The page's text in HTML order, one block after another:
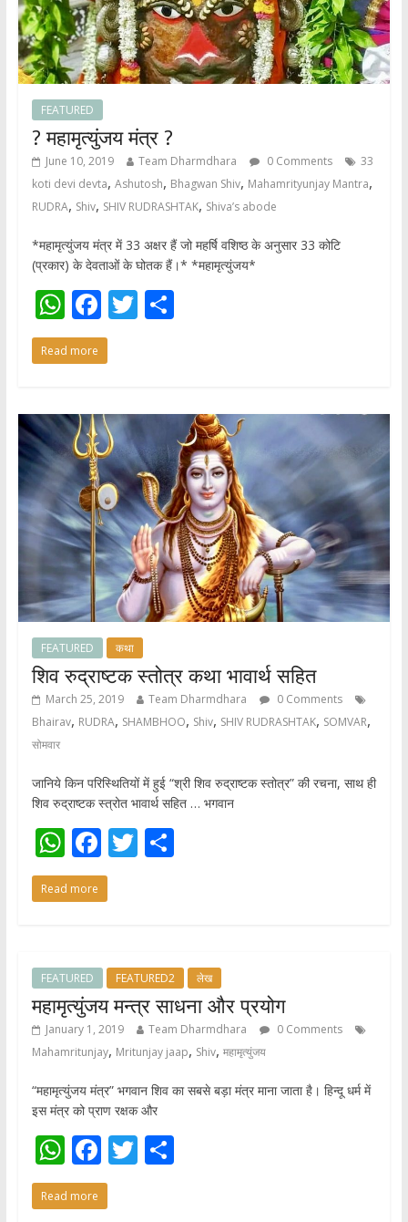
FEATURED
? महामृत्युंजय मंत्र ?
June 10, 2019 Team Dharmdhara 0 Comments
33
koti devi devta, Ashutosh, Bhagwan Shiv, Mahamrityunjay Mantra,
RUDRA, Shiv, SHIV RUDRASHTAK, Shiva’s abode
*महामृत्युंजय मंत्र में 33 अक्षर हैं जो महर्षि वशिष्ठ के अनुसार 33 कोटि
(प्रकार) के देवताओं के घोतक हैं।* *महामृत्युंजय*
W
h
at
A
p
p
F
ac
e
o
o
k
T S
Read more
FEATURED कथा
शिव रुद्राष्टक स्तोत्र कथा भावार्थ सहित
March 25, 2019 Team Dharmdhara
0 Comments
Bhairav, RUDRA, SHAMBHOO, Shiv, SHIV RUDRASHTAK, SOMVAR,
सोमवार
जानिये किन परिस्थितियों में हुई “श्री शिव रुद्राष्टक स्तोत्र” की रचना, साथ ही
शिव रुद्राष्टक स्त्रोत भावार्थ सहित … भगवान
W
h
at
A
p
p
F
ac
e
o
o
k
T
w
S
Read more
FEATURED FEATURED2 लेख
महामृत्युंजय मन्त्र साधना और प्रयोग
January 1, 2019 Team Dharmdhara
0 Comments
Mahamritunjay, Mritunjay jaap, Shiv, महामृत्युंजय
“महामृत्युंजय मंत्र” भगवान शिव का सबसे बड़ा मंत्र माना जाता है। हिन्दू धर्म में
इस मंत्र को प्राण रक्षक और
W
h
at
F
ac
e
T
w
S
Read more